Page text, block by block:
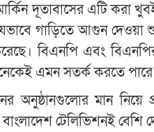
দূতাবাসের এটি করা
গাড়িতে আগুন দেওয়া
বিএনপি এবং
এমন সতর্ক করতে
অনুষ্ঠানগুলোর মান নিয়ে
বাংলাদেশ টেলিভিশনই